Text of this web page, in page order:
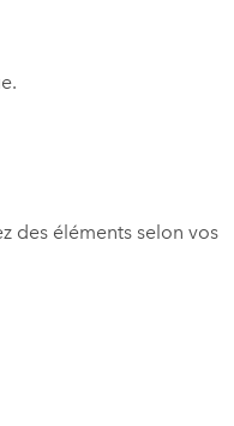
des éléments selon vos